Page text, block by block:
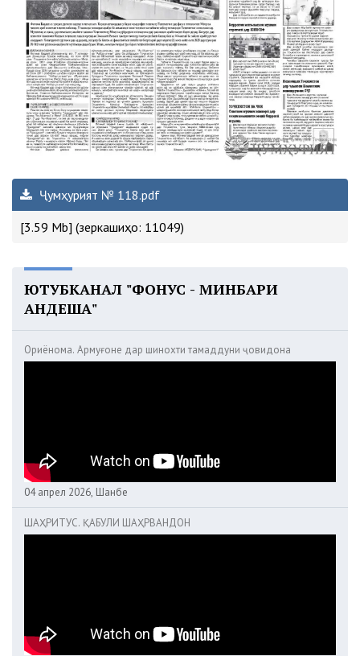
Ҷумҳурият № 118.pdf
[3.59 Mb] (зеркашиҳо: 11049)
ЮТУБКАНАЛ "ФОНУС - МИНБАРИ
АНДЕША"
Ориёнома. Армуғоне дар шинохти тамаддуни ҷовидона
04 апрел 2026, Шанбе
ШАҲРИТУС. ҚАБУЛИ ШАҲРВАНДОН